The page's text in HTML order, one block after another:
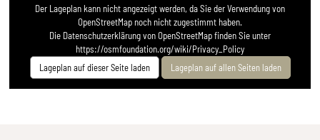
Der Lageplan kann nicht angezeigt werden, da Sie der Verwendung von
OpenStreetMap noch nicht zugestimmt haben.
Die Datenschutzerklärung von OpenStreetMap finden Sie unter
https://osmfoundation.org/wiki/Privacy_Policy
Lageplan auf dieser Seite laden
Lageplan auf allen Seiten laden